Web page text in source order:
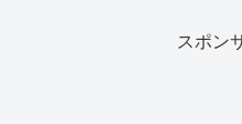
スポン